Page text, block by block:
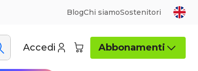
BlogChi siamoSostenitori
Accedi Abbonamenti